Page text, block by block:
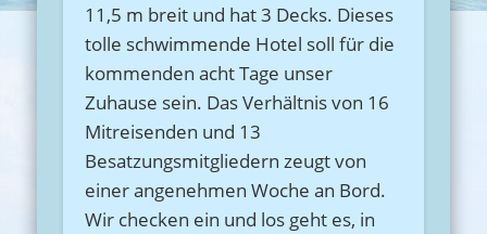
11,5 m breit und hat 3 Decks. Dieses
tolle schwimmende Hotel soll für die
kommenden acht Tage unser
Zuhause sein. Das Verhältnis von 16
Mitreisenden und 13
Besatzungsmitgliedern zeugt von
einer angenehmen Woche an Bord.
Wir checken ein und los geht es, in